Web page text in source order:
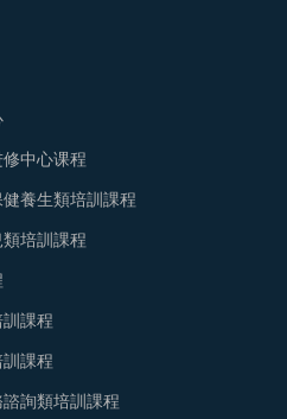
中心课程
養生類培訓課程
培訓課程
課程
課程
詢類培訓課程